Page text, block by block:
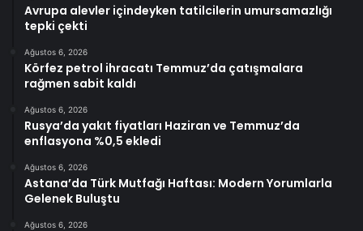
Avrupa alevler içindeyken tatilcilerin umursamazlığı
tepki çekti
Ağustos 6, 2026
Körfez petrol ihracatı Temmuz’da çatışmalara
rağmen sabit kaldı
Ağustos 6, 2026
Rusya’da yakıt fiyatları Haziran ve Temmuz’da
enflasyona %0,5 ekledi
Ağustos 6, 2026
Astana’da Türk Mutfağı Haftası: Modern Yorumlarla
Gelenek Buluştu
Ağustos 6, 2026